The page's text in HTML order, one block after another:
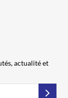
actualité et